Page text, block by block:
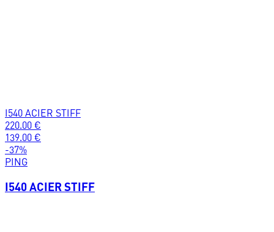
I540 ACIER STIFF
220.00 €
139.00 €
-37%
PING
I540 ACIER STIFF